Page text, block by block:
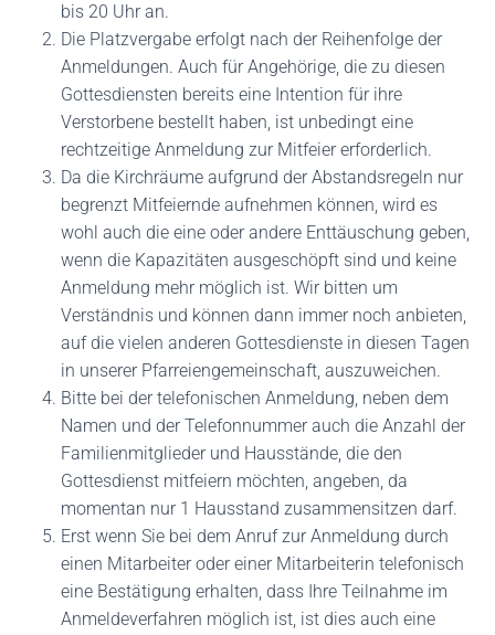
bis 20 Uhr an.
Die Platzvergabe erfolgt nach der Reihenfolge der
Anmeldungen. Auch für Angehörige, die zu diesen
Gottesdiensten bereits eine Intention für ihre
Verstorbene bestellt haben, ist unbedingt eine
rechtzeitige Anmeldung zur Mitfeier erforderlich.
Da die Kirchräume aufgrund der Abstandsregeln nur
begrenzt Mitfeiernde aufnehmen können, wird es
wohl auch die eine oder andere Enttäuschung geben,
wenn die Kapazitäten ausgeschöpft sind und keine
Anmeldung mehr möglich ist. Wir bitten um
Verständnis und können dann immer noch anbieten,
auf die vielen anderen Gottesdienste in diesen Tagen
in unserer Pfarreiengemeinschaft, auszuweichen.
Bitte bei der telefonischen Anmeldung, neben dem
Namen und der Telefonnummer auch die Anzahl der
Familienmitglieder und Hausstände, die den
Gottesdienst mitfeiern möchten, angeben, da
momentan nur 1 Hausstand zusammensitzen darf.
Erst wenn Sie bei dem Anruf zur Anmeldung durch
einen Mitarbeiter oder einer Mitarbeiterin telefonisch
eine Bestätigung erhalten, dass Ihre Teilnahme im
Anmeldeverfahren möglich ist, ist dies auch eine